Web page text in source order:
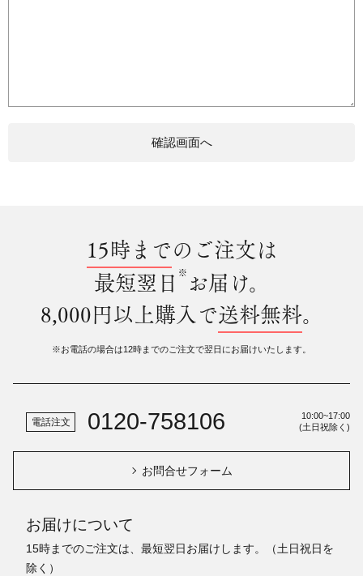
15時までのご注文は
最短翌日 ※ お届け。
8,000円以上購入で送料無料。
※お電話の場合は12時までのご注文で翌日にお届けいたします。
電話注文 0120-758106
10:00~17:00
(土日祝除く)
お問合せフォーム
お届けについて
15時までのご注文は、最短翌日お届けします。（土日祝日を
除く）